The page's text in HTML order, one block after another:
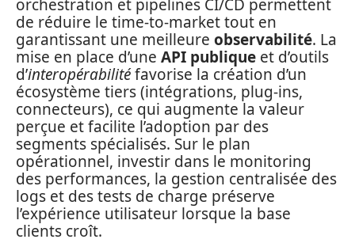
orchestration et pipelines CI/CD permettent
de réduire le time-to-market tout en
garantissant une meilleure observabilité. La
mise en place d’une API publique et d’outils
d’interopérabilitéfavorise la création d’un
écosystème tiers (intégrations, plug-ins,
connecteurs), ce qui augmente la valeur
perçue et facilite l’adoption par des
segments spécialisés. Sur le plan
opérationnel, investir dans le monitoring
des performances, la gestion centralisée des
logs et des tests de charge préserve
l’expérience utilisateur lorsque la base
clients croît.